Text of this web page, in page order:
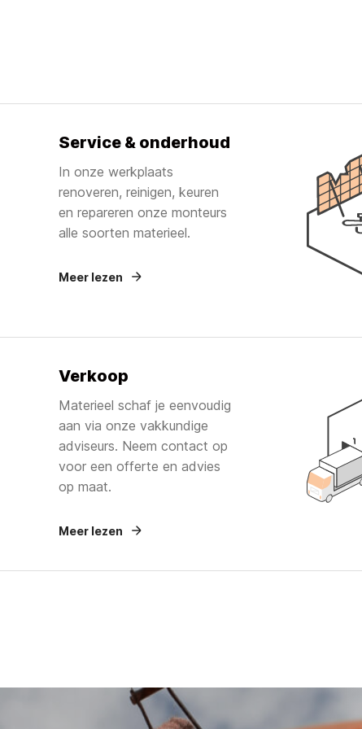
Service & onderhoud
In onze werkplaats
renoveren, reinigen, keuren
en repareren onze monteurs
alle soorten materieel.
Meer lezen
Verkoop
Materieel schaf je eenvoudig
aan via onze vakkundige
adviseurs. Neem contact op
voor een offerte en advies
op maat.
Meer lezen